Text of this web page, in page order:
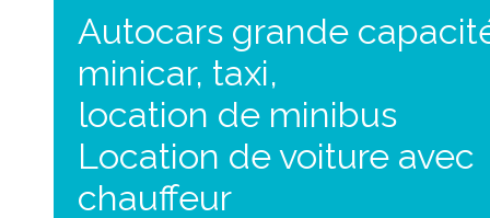
Autocars grande
minicar, taxi,
location de minibus
Location de voiture avec
chauffeur